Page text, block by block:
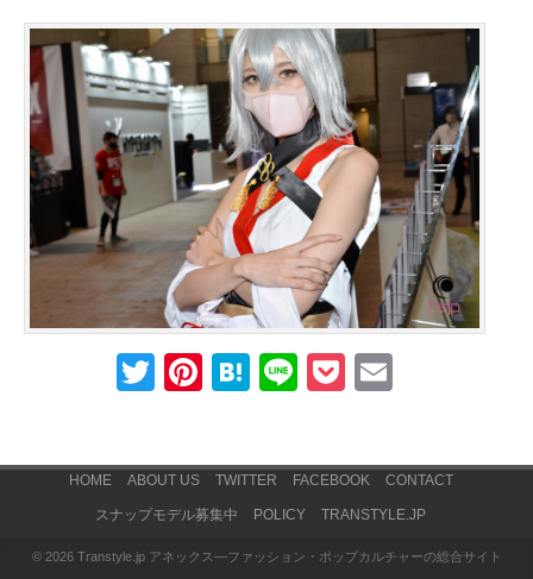
T
er
Pi
e
st
H
n
a
Li
P
et
Footer Menu
HOME ABOUT US TWITTER FACEBOOK CONTACT
スナップモデル募集中 POLICY TRANSTYLE.JP
© 2026 Transtyle.jp アネックス―ファッション・ポップカルチャーの総合サイト